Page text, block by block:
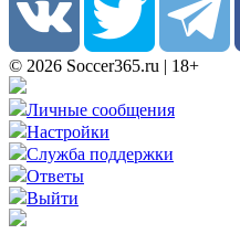
© 2026 Soccer365.ru | 18+
Личные сообщения
Настройки
Служба поддержки
Ответы
Выйти